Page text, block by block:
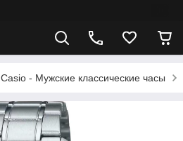
Casio - Мужские классические часы